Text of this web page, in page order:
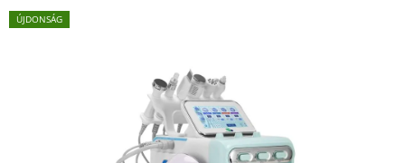
átlagos
ÚJDONSÁG